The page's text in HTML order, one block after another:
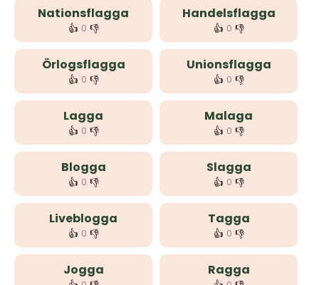
Nationsflagga
👍 0 👎
Handelsflagga
👍 0 👎
Örlogsflagga
👍 0 👎
Unionsflagga
👍 0 👎
Lagga
👍 0 👎
Malaga
👍 0 👎
Blogga
👍 0 👎
Slagga
👍 0 👎
Liveblogga
👍 0 👎
Tagga
👍 0 👎
Jogga Ragga